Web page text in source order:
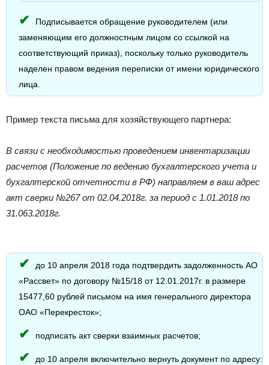
Подписывается обращение руководителем (или
заменяющим его должностным лицом со ссылкой на
соответствующий приказ), поскольку только руководитель
наделен правом ведения переписки от имени юридического
лица.
Пример текста письма для хозяйствующего партнера:
В связи с необходимостью проведением инвентаризации
расчетов (Положение по ведению бухгалтерского учета и
бухгалтерской отчетности в РФ) направляем в ваш адрес
акт сверки №267 от 02.04.2018г. за период с 1.01.2018 по
31.063.2018г.
до 10 апреля 2018 года подтвердить задолженность АО
«Рассвет» по договору №15/18 от 12.01.2017г. в размере
15477,60 рублей письмом на имя генерального директора
ОАО «Перекресток»;
подписать акт сверки взаимных расчетов;
до 10 апреля включительно вернуть документ по адресу: